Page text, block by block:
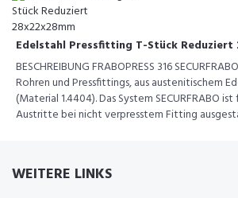
Edelstahl Pressfitting T-Stück Reduziert
BESCHREIBUNG FRABOPRESS 316
Rohren und Pressfittings, aus austenitischem
(Material 1.4404). Das System SECURFRABO
Austritte bei nicht verpresstem Fitting
WEITERE LINKS